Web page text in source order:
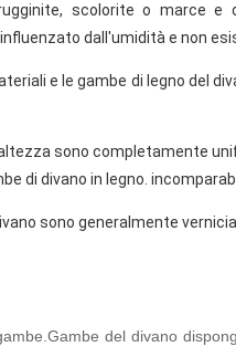
scolorite o marce
dall'umidità e non
e le gambe di legno del
sono completamente
di divano in legno.
sono generalmente
del divano